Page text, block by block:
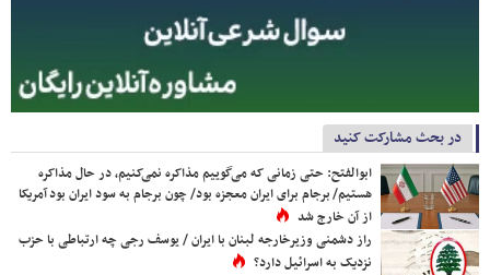
در بحث مشارکت کنید
ابوالفتح: حتی زمانی که می‌گوییم مذاکره نمی‌کنیم، در حال مذاکره
هستیم/ برجام برای ایران معجزه بود/ چون برجام به سود ایران بود آمریکا
از آن خارج شد
راز دشمنی وزیرخارجه لبنان با ایران / یوسف رجی چه ارتباطی با حزب
نزدیک به اسرائیل دارد؟